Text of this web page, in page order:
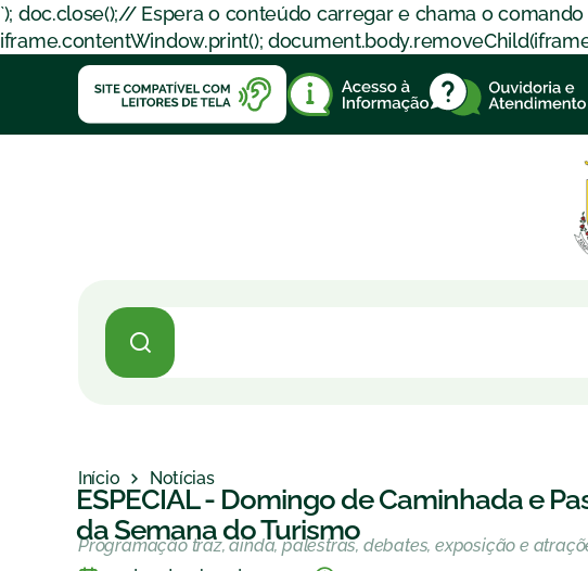
`); doc.close();// Espera o conteúdo carregar e chama o
iframe.contentWindow.print();
Início Notícias
ESPECIAL - Domingo de Caminhada e
da Semana do Turismo
Programação traz, ainda, palestras, debates, exposição e